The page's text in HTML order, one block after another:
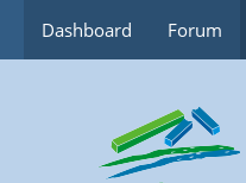
Dashboard Forum